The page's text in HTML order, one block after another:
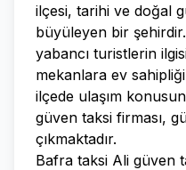
ilçesi, tarihi ve doğal
büyüleyen bir
yabancı turistlerin
mekanlara ev
ilçede ulaşım
güven taksi firması,
çıkmaktadır.
Bafra taksi Ali güven